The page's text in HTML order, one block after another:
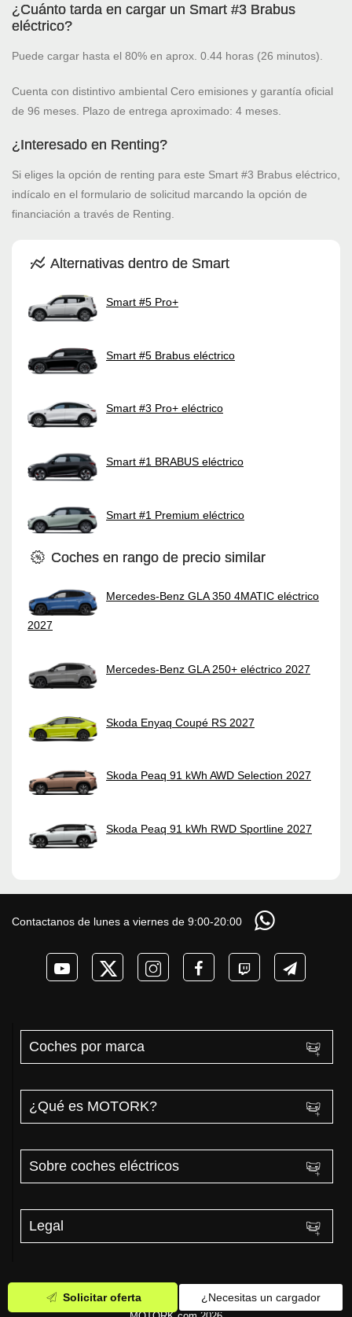
Solicitar oferta ¿Necesitas un cargador
¿Cuánto tarda en cargar un Smart #3 Brabus
eléctrico?
Puede cargar hasta el 80% en aprox. 0.44 horas (26 minutos).
Cuenta con distintivo ambiental Cero emisiones y garantía oficial
de 96 meses. Plazo de entrega aproximado: 4 meses.
¿Interesado en Renting?
Si eliges la opción de renting para este Smart #3 Brabus eléctrico,
indícalo en el formulario de solicitud marcando la opción de
financiación a través de Renting.
Alternativas dentro de Smart
Smart #5 Pro+
Smart #5 Brabus eléctrico
Smart #3 Pro+ eléctrico
Smart #1 BRABUS eléctrico
Smart #1 Premium eléctrico
Coches en rango de precio similar
Mercedes-Benz GLA 350 4MATIC eléctrico
2027
Mercedes-Benz GLA 250+ eléctrico 2027
Skoda Enyaq Coupé RS 2027
Skoda Peaq 91 kWh AWD Selection 2027
Skoda Peaq 91 kWh RWD Sportline 2027
Contactanos de lunes a viernes de 9:00-20:00
Coches por marca
¿Qué es MOTORK?
Sobre coches eléctricos
Legal